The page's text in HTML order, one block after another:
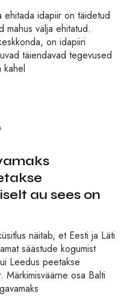
ehitada idapiir on täidetud
mahus välja ehitatud.
on idapiiri
täiendavad tegevused
kahel
au sees on
näitab, et Eesti ja Läti
säästude kogumist
Leedus peetakse
Märkimisväärne osa Balti